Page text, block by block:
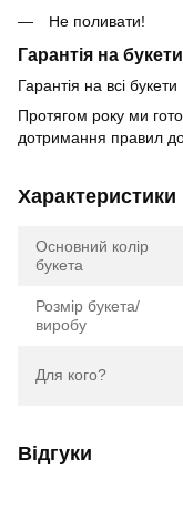
Не поливати!
Гарантія на
Гарантія на всі
Протягом року ми
дотримання правил
Характеристики
Основний колір
букета
Розмір букета/
виробу
Для кого?
Відгуки